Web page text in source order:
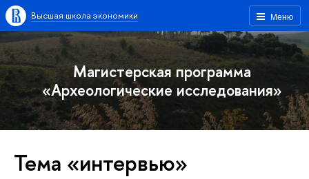
Меню
Высшая школа экономики
Магистерская программа
«Археологические исследования»
Тема «интервью»